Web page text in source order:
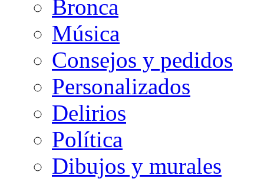
Bronca
Música
Consejos y pedidos
Personalizados
Delirios
Política
Dibujos y murales